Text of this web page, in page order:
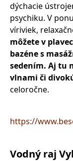
dýchacie
psychiku. V
víriviek,
môžete v
bazéne s
sedením. Aj tu
vlnami či
celoročne.
https://
Vodný raj